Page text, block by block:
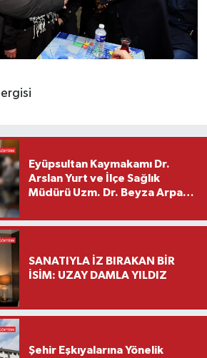
Eyüpsultan Kaymakamı Dr.
Arslan Yurt ve İlçe Sağlık
Müdürü Uzm. Dr. Beyza Arpacı
Ziyareti
SANATIYLA İZ BIRAKAN BİR
İSİM: UZAY DAMLA YILDIZ
Şehir Eşkıyalarına Yönelik